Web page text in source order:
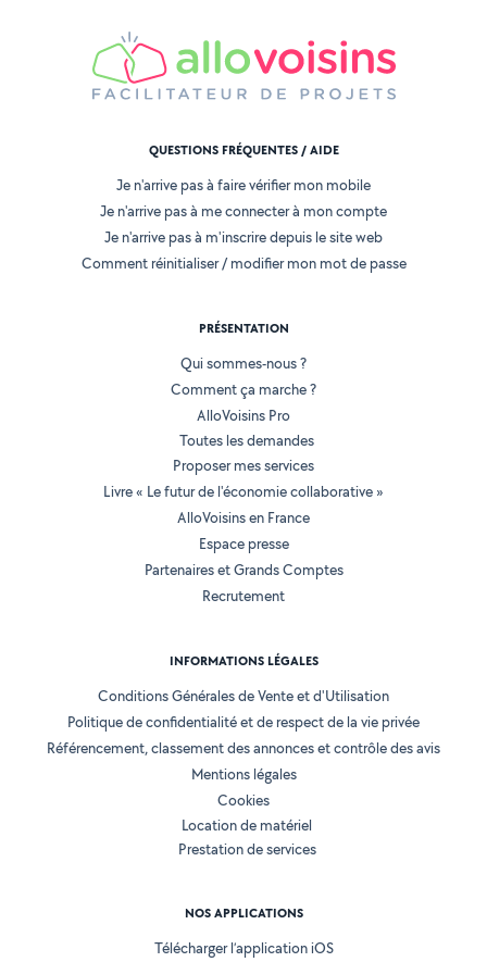
QUESTIONS FRÉQUENTES / AIDE
Je n'arrive pas à faire vérifier mon mobile
Je n'arrive pas à me connecter à mon compte
Je n'arrive pas à m'inscrire depuis le site web
Comment réinitialiser / modifier mon mot de passe
PRÉSENTATION
Qui sommes-nous ?
Comment ça marche ?
AlloVoisins Pro
Toutes les demandes
Proposer mes services
Livre « Le futur de l'économie collaborative »
AlloVoisins en France
Espace presse
Partenaires et Grands Comptes
Recrutement
INFORMATIONS LÉGALES
Conditions Générales de Vente et d'Utilisation
Politique de confidentialité et de respect de la vie privée
Référencement, classement des annonces et contrôle des avis
Mentions légales
Cookies
Location de matériel
Prestation de services
NOS APPLICATIONS
Télécharger l’application iOS